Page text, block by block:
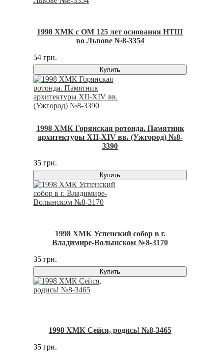
1998 ХМК с ОМ 125 лет основания НТШ
во Львове №8-3354
54 грн.
Купить
1998 ХМК Горянская ротонда. Памятник
архитектуры XII-XIV вв. (Ужгород) №8-
3390
35 грн.
Купить
1998 ХМК Успенский собор в г.
Владимире-Волынском №8-3170
35 грн.
Купить
1998 ХМК Сейся, родись! №8-3465
35 грн.